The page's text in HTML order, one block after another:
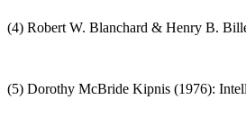
(4) Robert W. Blanchard & Henry B.
(5) Dorothy McBride Kipnis (1976):